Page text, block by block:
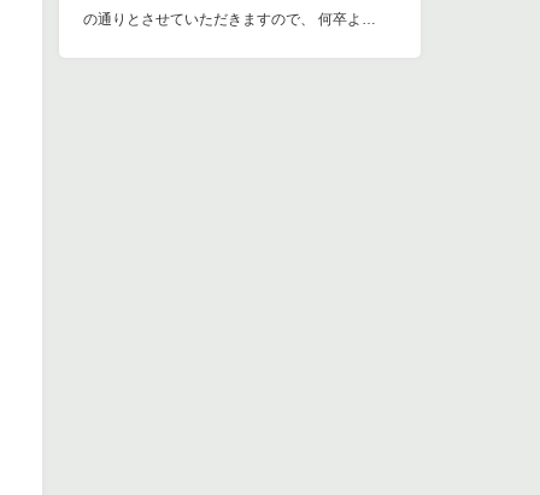
の通りとさせていただきますので、 何卒よ…